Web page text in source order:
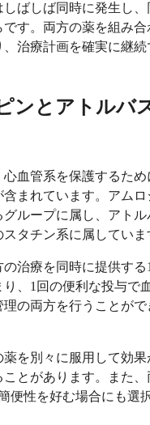
しばしば同時に発生し
す。両方の薬を組み
、治療計画を確実に継
ンとアトルバ
心血管系を保護するた
まれています。アム
ループに属し、アト
タチン系に属していま
の治療を同時に提供す
り、1回の便利な投与で
理の両方を行うことが
薬を別々に服用して効
とがあります。また
便性を好む場合にも選